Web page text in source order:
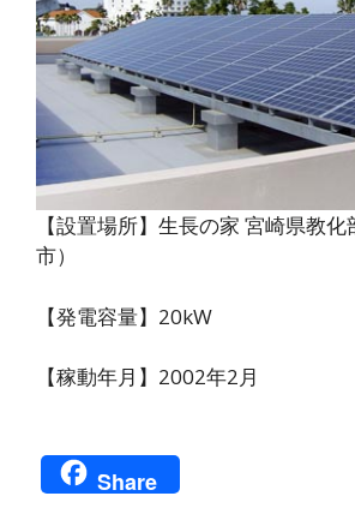
【設置場所】生長の家 宮崎県教
市）
【発電容量】20kW
【稼動年月】2002年2月
Share